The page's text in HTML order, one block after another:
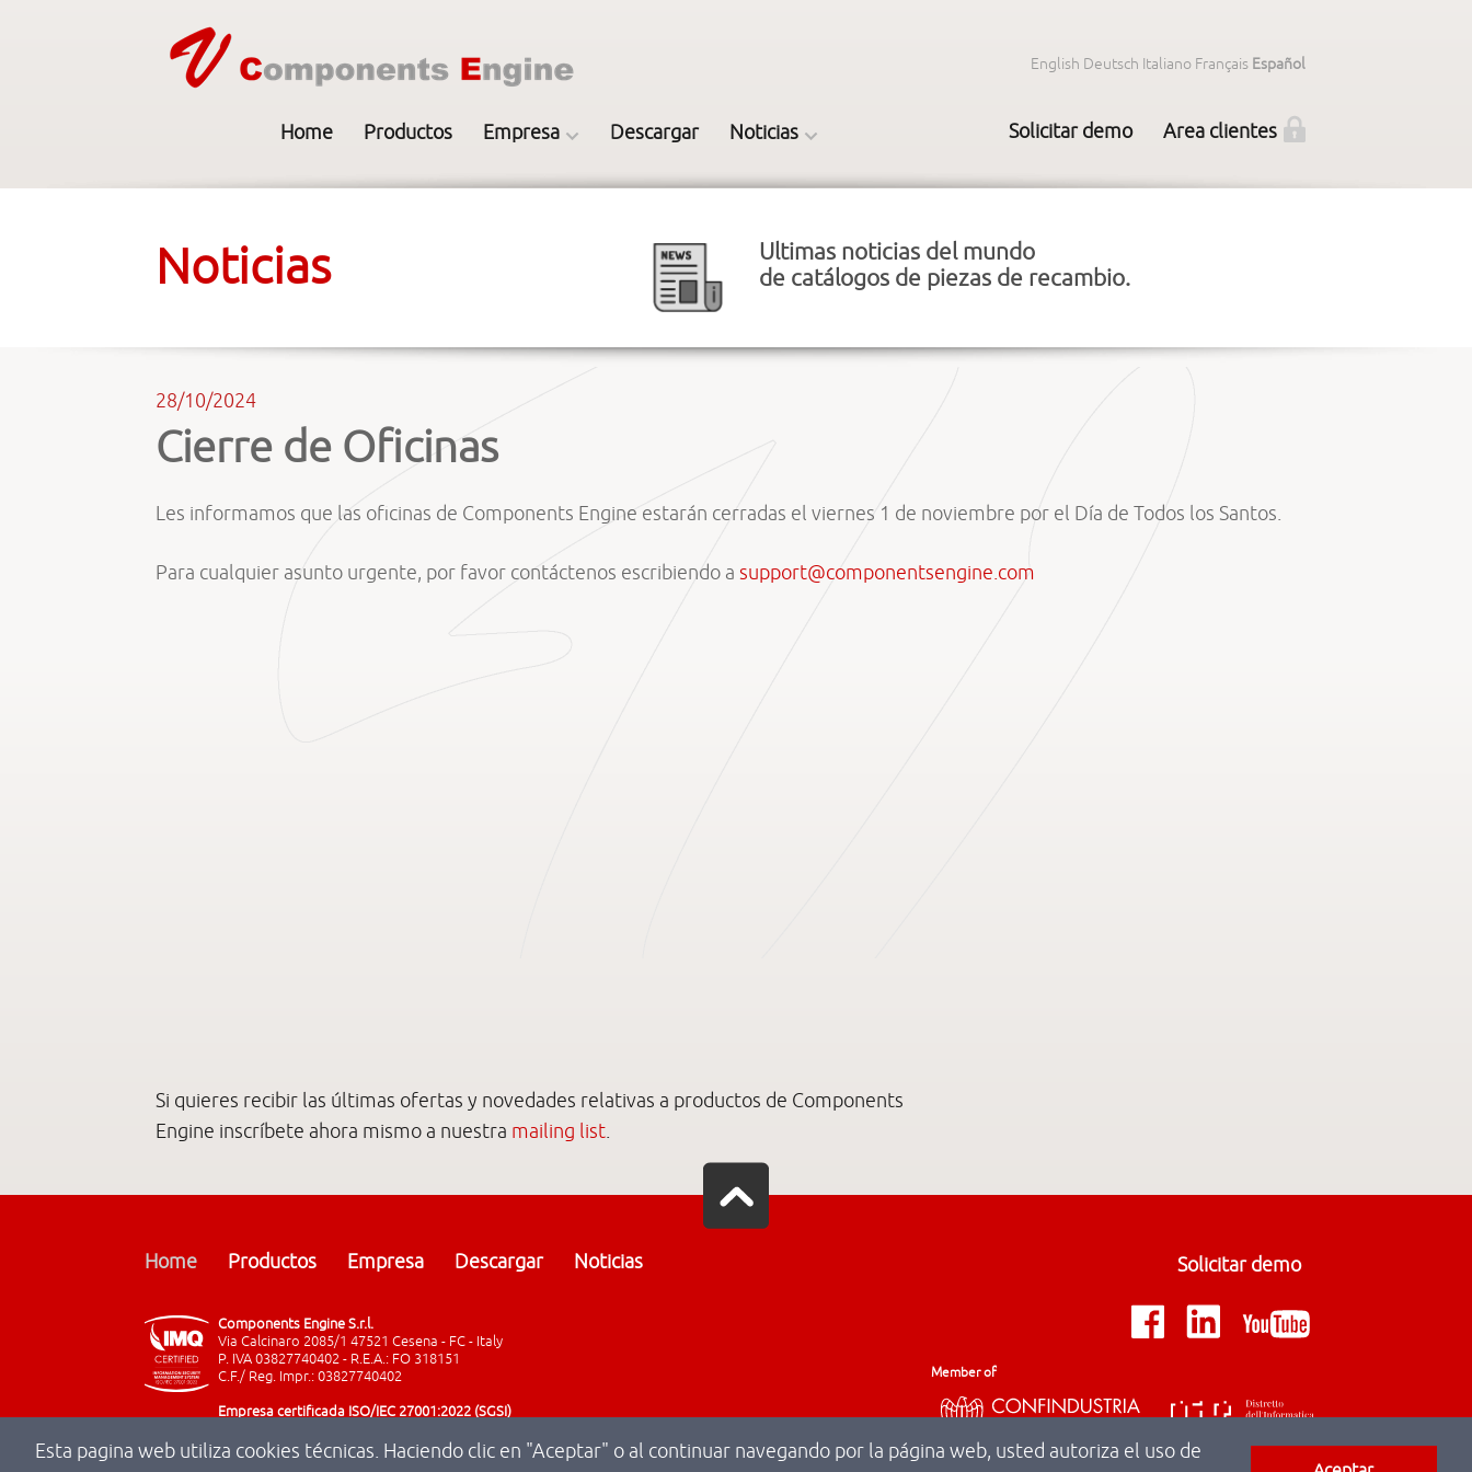
Esta pagina web utiliza cookies técnicas. Haciendo clic en "Aceptar" o al continuar navegando por la página web, usted autoriza el uso de
English Deutsch Italiano Français Español
Home Productos Empresa Descargar Noticias Solicitar demo Area clientes
Noticias
Ultimas noticias del mundo
de catálogos de piezas de recambio.
28/10/2024
Cierre de Oficinas
Les informamos que las oficinas de Components Engine estarán cerradas el viernes 1 de noviembre por el Día de Todos los Santos.
Para cualquier asunto urgente, por favor contáctenos escribiendo a support@componentsengine.com
Si quieres recibir las últimas ofertas y novedades relativas a productos de Components
Engine inscríbete ahora mismo a nuestra mailing list.
Home Productos Empresa Descargar Noticias Solicitar demo
Components Engine S.r.l.
Via Calcinaro 2085/1 47521 Cesena - FC - Italy
P. IVA 03827740402 - R.E.A.: FO 318151
C.F./ Reg. Impr.: 03827740402
Empresa certificada ISO/IEC 27001:2022 (SGSI)
Member of